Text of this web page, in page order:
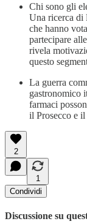
Chi sono gli
Una ricerca di
che hanno
partecipare
rivela
questo
La guerra
gastronomico
farmaci
il Prosecco e
2
1
Condividi
Discussione su